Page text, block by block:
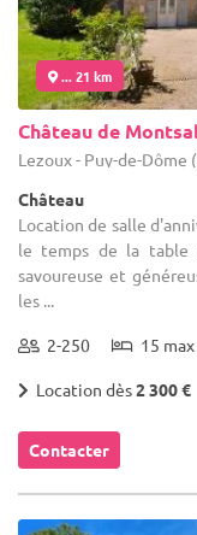
... 21 km
Château de
Lezoux - Puy-de-Dôme
Château
Location de salle
le temps de la table
savoureuse et
les ...
2-250 15 max
Location dès2 300 €
Contacter